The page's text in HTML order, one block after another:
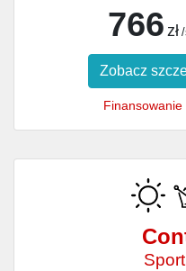
766 zł
Zobacz
Finansowanie